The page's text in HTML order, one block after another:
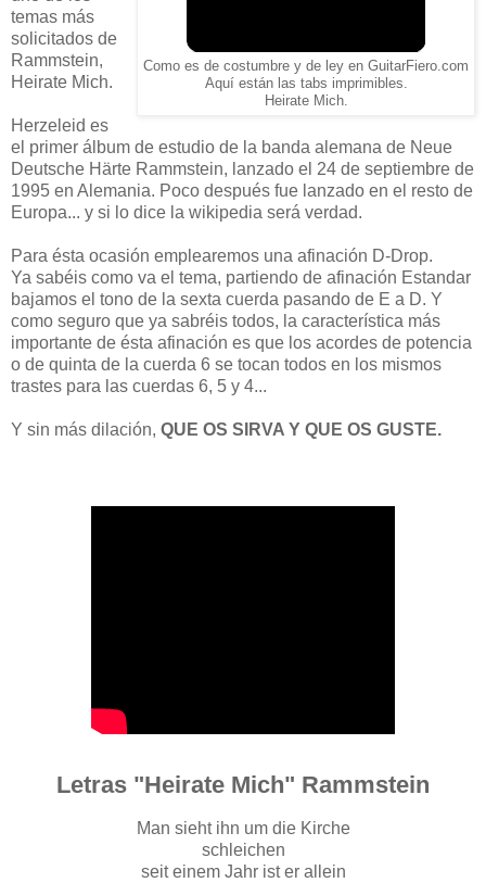
Como es de costumbre y de ley en GuitarFiero.com
Aquí están las tabs imprimibles.
Heirate Mich.
temas más
solicitados de
Rammstein,
Heirate Mich.
Herzeleid es
el primer álbum de estudio de la banda alemana de Neue
Deutsche Härte Rammstein, lanzado el 24 de septiembre de
1995 en Alemania. Poco después fue lanzado en el resto de
Europa... y si lo dice la wikipedia será verdad.
Para ésta ocasión emplearemos una afinación D-Drop.
Ya sabéis como va el tema, partiendo de afinación Estandar
bajamos el tono de la sexta cuerda pasando de E a D. Y
como seguro que ya sabréis todos, la característica más
importante de ésta afinación es que los acordes de potencia
o de quinta de la cuerda 6 se tocan todos en los mismos
trastes para las cuerdas 6, 5 y 4...
Y sin más dilación, QUE OS SIRVA Y QUE OS GUSTE.
Letras "Heirate Mich" Rammstein
Man sieht ihn um die Kirche
schleichen
seit einem Jahr ist er allein